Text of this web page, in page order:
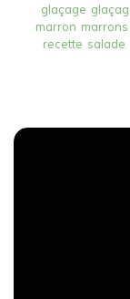
glaçage
marron
recette salade